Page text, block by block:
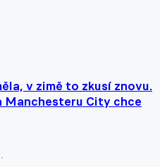
v zimě to zkusí znovu.
Manchesteru City chce